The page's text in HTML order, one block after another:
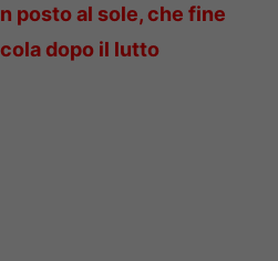
posto al sole, che fine
dopo il lutto